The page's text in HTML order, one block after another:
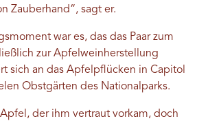
Zauberhand“, sagt er.
war es, das das Paar zum
zur Apfelweinherstellung
sich an das Apfelpflücken in Capitol
Obstgärten des Nationalparks.
der ihm vertraut vorkam, doch